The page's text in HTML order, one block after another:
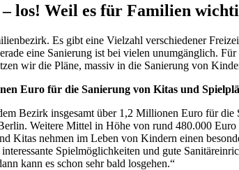
los! Weil es für Familien
Es gibt eine Vielzahl verschiedener
eine Sanierung ist bei vielen unumgänglich.
wir die Pläne, massiv in die Sanierung von
Euro für die Sanierung von Kitas und
Bezirk insgesamt über 1,2 Millionen Euro für
Weitere Mittel in Höhe von rund 480.000
Kitas nehmen im Leben von Kindern einen
Spielmöglichkeiten und gute
kann es schon sehr bald losgehen.“